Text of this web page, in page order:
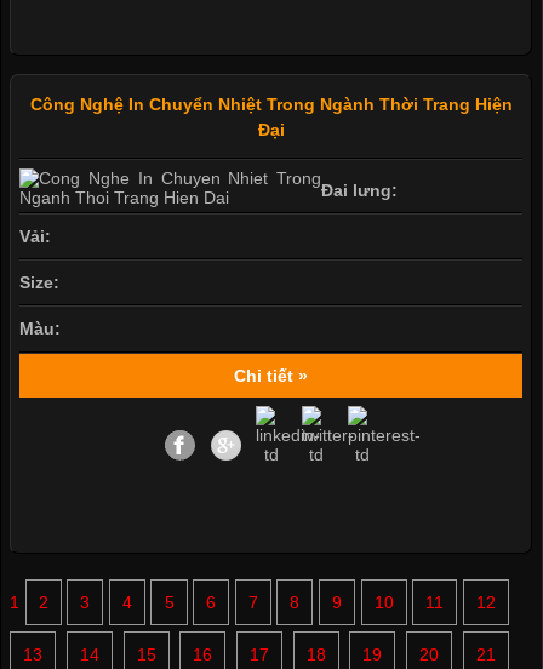
Công Nghệ In Chuyển Nhiệt Trong Ngành Thời Trang Hiện
Đại
Đai lưng:
Vải:
Size:
Màu:
Chi tiết »
1 2 3 4 5 6 7 8 9 10 11 12
13 14 15 16 17 18 19 20 21